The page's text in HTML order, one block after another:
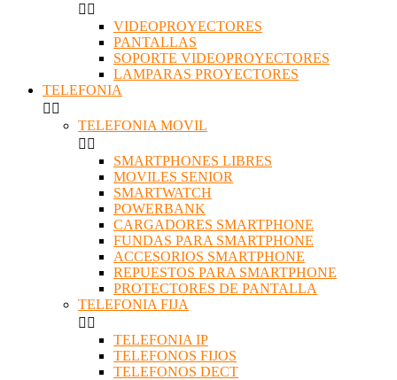
 
VIDEOPROYECTORES
PANTALLAS
SOPORTE VIDEOPROYECTORES
LAMPARAS PROYECTORES
TELEFONIA
 
TELEFONIA MOVIL
 
SMARTPHONES LIBRES
MOVILES SENIOR
SMARTWATCH
POWERBANK
CARGADORES SMARTPHONE
FUNDAS PARA SMARTPHONE
ACCESORIOS SMARTPHONE
REPUESTOS PARA SMARTPHONE
PROTECTORES DE PANTALLA
TELEFONIA FIJA
 
TELEFONIA IP
TELEFONOS FIJOS
TELEFONOS DECT